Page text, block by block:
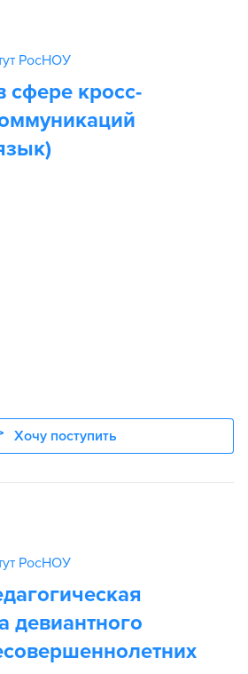
РосНОУ
сфере кросс-
Хочу поступить
РосНОУ
девиантного